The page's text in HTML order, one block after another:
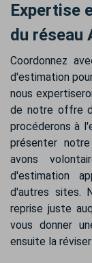
Expertise
du réseau
Coordonnez
d'estimation
nous
de notre offre
procéderons à
présenter
avons
d'estimation
d'autres sites.
reprise juste
vous donner
ensuite la